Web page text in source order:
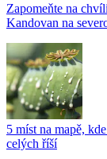
Zapomeňte na
Kandovan na
5 míst na mapě,
celých říší